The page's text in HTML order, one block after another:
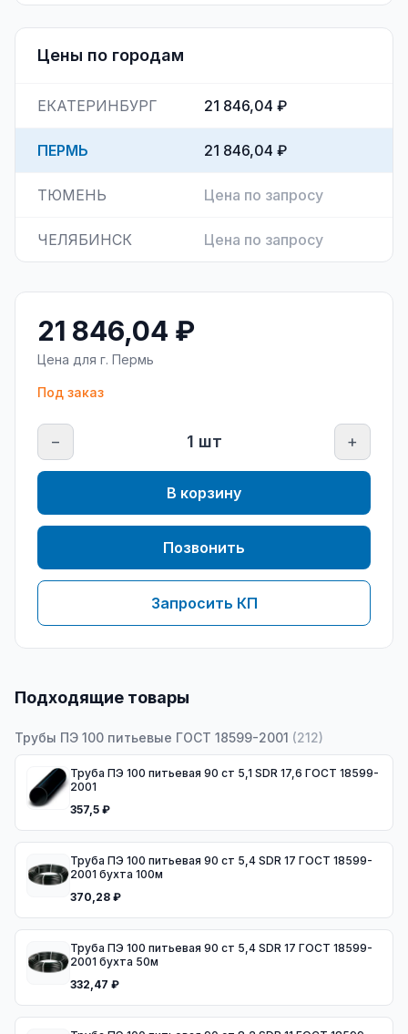
Цены по городам
ЕКАТЕРИНБУРГ 21 846,04 ₽
ПЕРМЬ 21 846,04 ₽
ТЮМЕНЬ Цена по запросу
ЧЕЛЯБИНСК Цена по запросу
21 846,04 ₽
Цена для г. Пермь
Под заказ
− 1 шт +
В корзину
Позвонить
Запросить КП
Подходящие товары
Трубы ПЭ 100 питьевые ГОСТ 18599-2001 (212)
Труба ПЭ 100 питьевая 90 ст 5,1 SDR 17,6 ГОСТ 18599-
2001
357,5 ₽
Труба ПЭ 100 питьевая 90 ст 5,4 SDR 17 ГОСТ 18599-
2001 бухта 100м
370,28 ₽
Труба ПЭ 100 питьевая 90 ст 5,4 SDR 17 ГОСТ 18599-
2001 бухта 50м
332,47 ₽